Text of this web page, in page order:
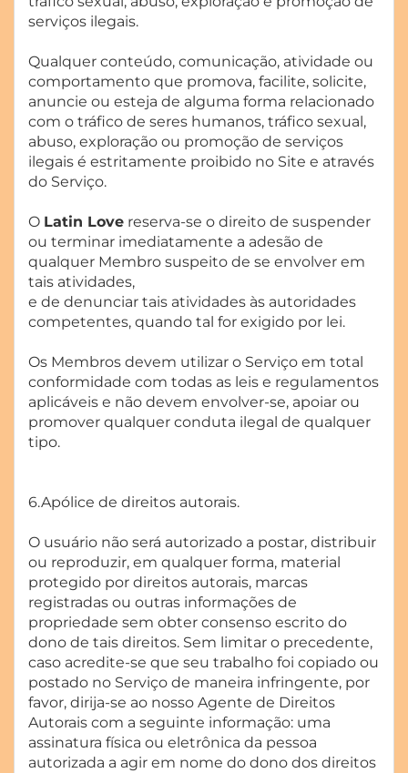
serviços ilegais.
Qualquer conteúdo, comunicação, atividade ou
comportamento que promova, facilite, solicite,
anuncie ou esteja de alguma forma relacionado
com o tráfico de seres humanos, tráfico sexual,
abuso, exploração ou promoção de serviços
ilegais é estritamente proibido no Site e através
do Serviço.
O Latin Love reserva-se o direito de suspender
ou terminar imediatamente a adesão de
qualquer Membro suspeito de se envolver em
tais atividades,
e de denunciar tais atividades às autoridades
competentes, quando tal for exigido por lei.
Os Membros devem utilizar o Serviço em total
conformidade com todas as leis e regulamentos
aplicáveis ​​e não devem envolver-se, apoiar ou
promover qualquer conduta ilegal de qualquer
tipo.
6.Apólice de direitos autorais.
O usuário não será autorizado a postar, distribuir
ou reproduzir, em qualquer forma, material
protegido por direitos autorais, marcas
registradas ou outras informações de
propriedade sem obter consenso escrito do
dono de tais direitos. Sem limitar o precedente,
caso acredite-se que seu trabalho foi copiado ou
postado no Serviço de maneira infringente, por
favor, dirija-se ao nosso Agente de Direitos
Autorais com a seguinte informação: uma
assinatura física ou eletrônica da pessoa
autorizada a agir em nome do dono dos direitos